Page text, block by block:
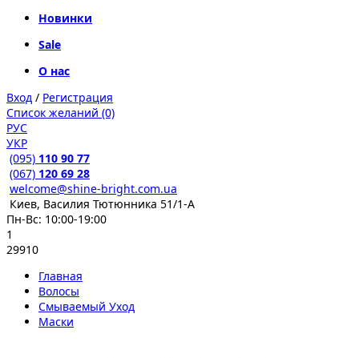
Новинки
Sale
О нас
Вход / Регистрация
Список желаний (0)
РУС
УКР
(095) 110 90 77
(067) 120 69 28
welcome@shine-bright.com.ua
Киев, Василия Тютюнника 51/1-А
Пн-Вс: 10:00-19:00
1
29910
Главная
Волосы
Смываемый Уход
Маски